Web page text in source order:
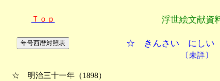
Ｔｏｐ 浮世絵文献資
☆ きんさい にしい
〔未詳〕
☆　明治三十一年（1898）